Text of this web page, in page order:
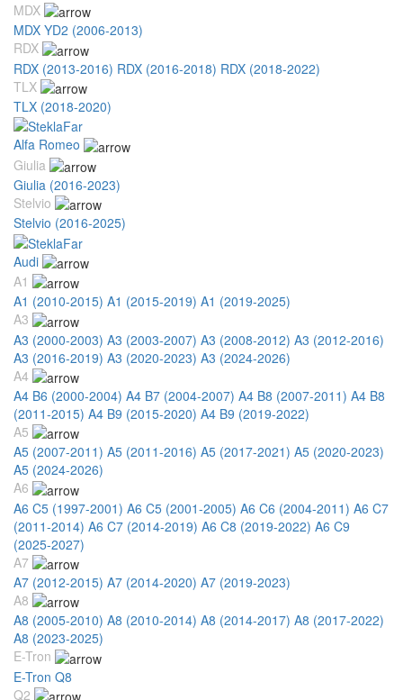
MDX
MDX YD2 (2006-2013)
RDX
RDX (2013-2016) RDX (2016-2018) RDX (2018-2022)
TLX
TLX (2018-2020)
Alfa Romeo
Giulia
Giulia (2016-2023)
Stelvio
Stelvio (2016-2025)
Audi
A1
A1 (2010-2015) A1 (2015-2019) A1 (2019-2025)
A3
A3 (2000-2003) A3 (2003-2007) A3 (2008-2012) A3 (2012-2016)
A3 (2016-2019) A3 (2020-2023) A3 (2024-2026)
A4
A4 B6 (2000-2004) A4 B7 (2004-2007) A4 B8 (2007-2011) A4 B8
(2011-2015) A4 B9 (2015-2020) A4 B9 (2019-2022)
A5
A5 (2007-2011) A5 (2011-2016) A5 (2017-2021) A5 (2020-2023)
A5 (2024-2026)
A6
A6 C5 (1997-2001) A6 C5 (2001-2005) A6 C6 (2004-2011) A6 C7
(2011-2014) A6 C7 (2014-2019) A6 C8 (2019-2022) A6 C9
(2025-2027)
A7
A7 (2012-2015) A7 (2014-2020) A7 (2019-2023)
A8
A8 (2005-2010) A8 (2010-2014) A8 (2014-2017) A8 (2017-2022)
A8 (2023-2025)
E-Tron
E-Tron Q8
Q2